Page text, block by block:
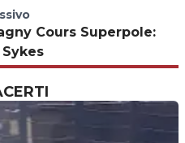
Cours Superpole: